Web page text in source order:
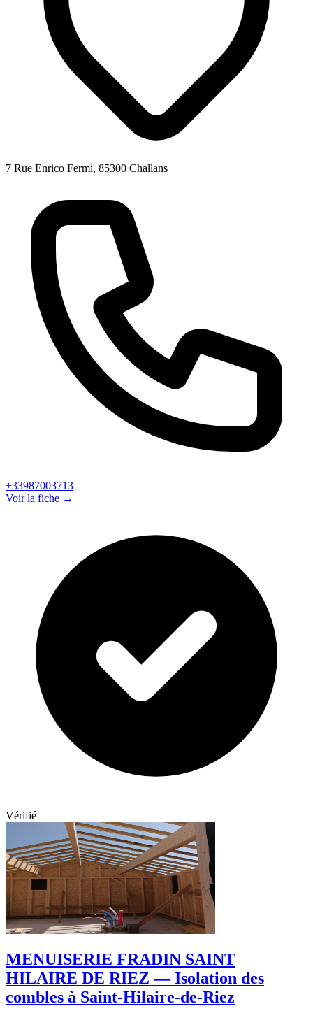
7 Rue Enrico Fermi, 85300 Challans
+33987003713
Voir la fiche →
Vérifié
MENUISERIE FRADIN SAINT
HILAIRE DE RIEZ — Isolation des
combles à Saint-Hilaire-de-Riez